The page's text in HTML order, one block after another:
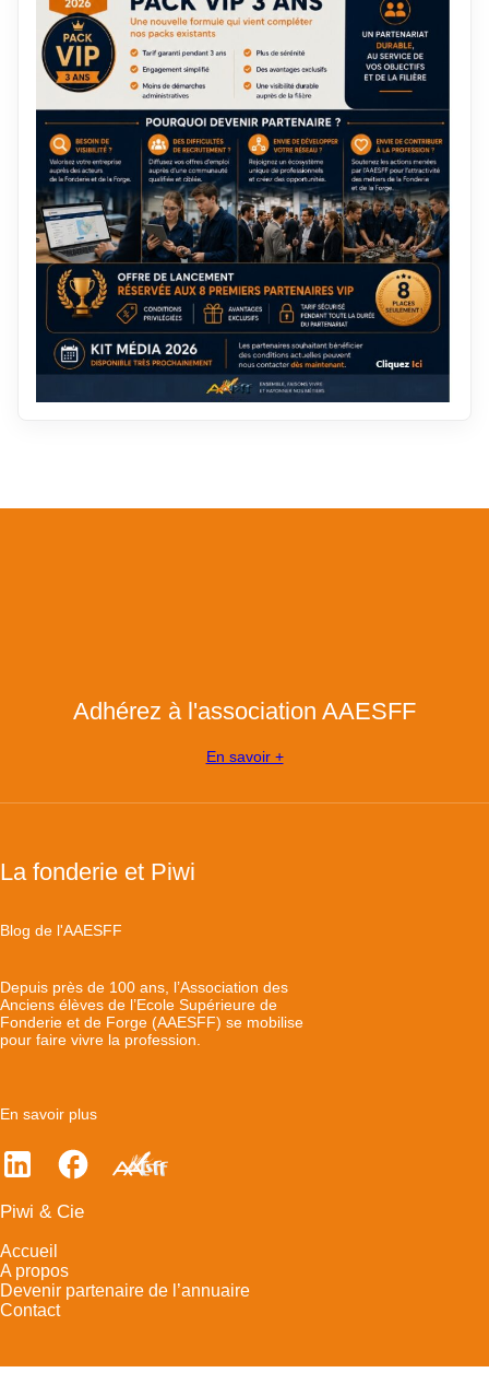
Adhérez à l'association AAESFF
En savoir +
La fonderie et Piwi
Blog de l'AAESFF
Depuis près de 100 ans, l’Association des
Anciens élèves de l’Ecole Supérieure de
Fonderie et de Forge (AAESFF) se mobilise
pour faire vivre la profession.
En savoir plus
Piwi & Cie
Accueil
A propos
Devenir partenaire de l’annuaire
Contact